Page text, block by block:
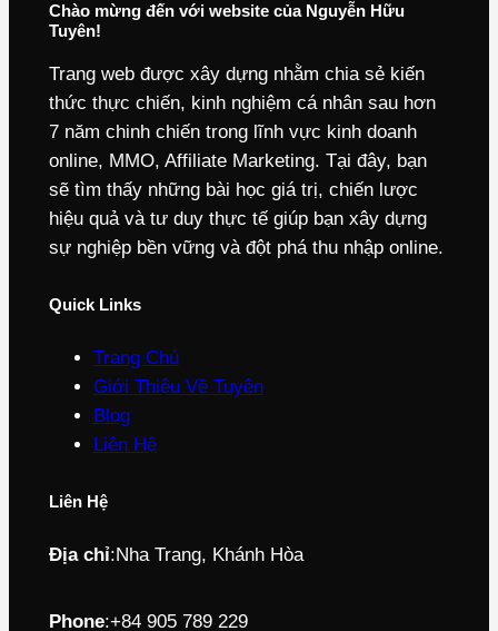
Chào mừng đến với website của Nguyễn Hữu
Tuyên!
Trang web được xây dựng nhằm chia sẻ kiến
thức thực chiến, kinh nghiệm cá nhân sau hơn
7 năm chinh chiến trong lĩnh vực kinh doanh
online, MMO, Affiliate Marketing. Tại đây, bạn
sẽ tìm thấy những bài học giá trị, chiến lược
hiệu quả và tư duy thực tế giúp bạn xây dựng
sự nghiệp bền vững và đột phá thu nhập online.
Quick Links
Trang Chủ
Giới Thiệu Về Tuyên
Blog
Liên Hệ
Liên Hệ
Địa chỉ:Nha Trang, Khánh Hòa
Phone:+84 905 789 229